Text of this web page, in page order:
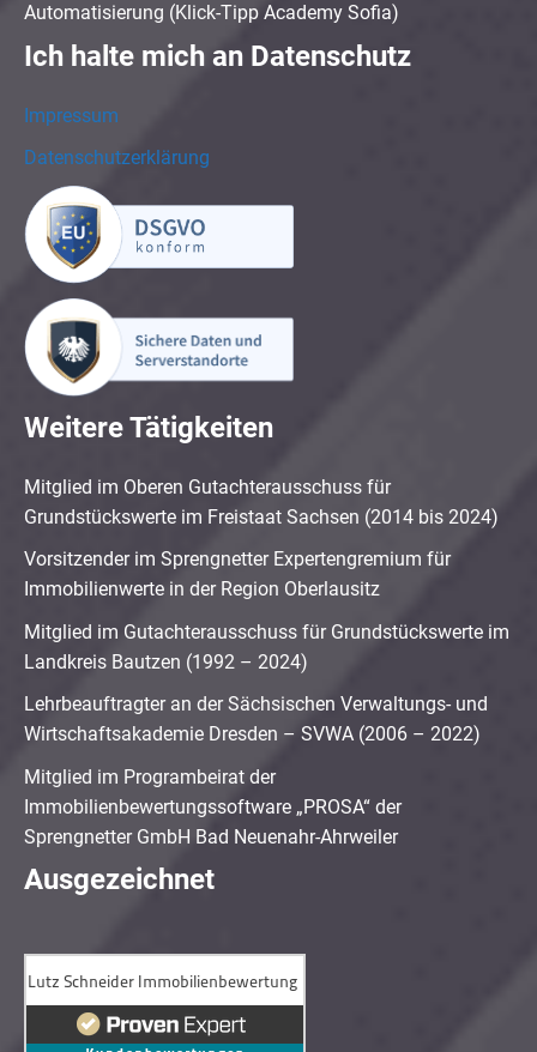
Automatisierung (Klick-Tipp Academy Sofia)
Ich halte mich an Datenschutz
Impressum
Datenschutzerklärung
Weitere Tätigkeiten
Mitglied im Oberen Gutachterausschuss für
Grundstückswerte im Freistaat Sachsen (2014 bis 2024)
Vorsitzender im Sprengnetter Expertengremium für
Immobilienwerte in der Region Oberlausitz
Mitglied im Gutachterausschuss für Grundstückswerte im
Landkreis Bautzen (1992 – 2024)
Lehrbeauftragter an der Sächsischen Verwaltungs- und
Wirtschaftsakademie Dresden – SVWA (2006 – 2022)
Mitglied im Programbeirat der
Immobilienbewertungssoftware „PROSA“ der
Sprengnetter GmbH Bad Neuenahr-Ahrweiler
Ausgezeichnet